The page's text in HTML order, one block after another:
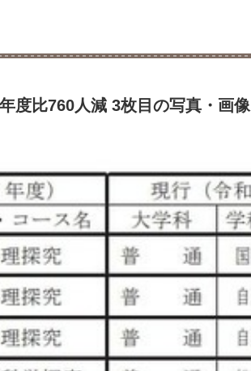
度比760人減 3枚目の写真・画像